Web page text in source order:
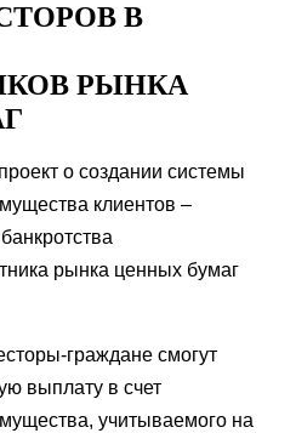
В
РЫНКА
о создании системы
клиентов –
рынка ценных бумаг
граждане смогут
выплату в счет
учитываемого на